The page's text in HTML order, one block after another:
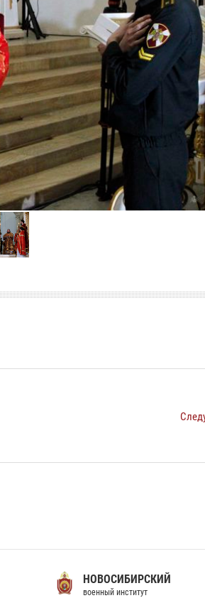
НОВОСИБИРСКИЙ
военный институт